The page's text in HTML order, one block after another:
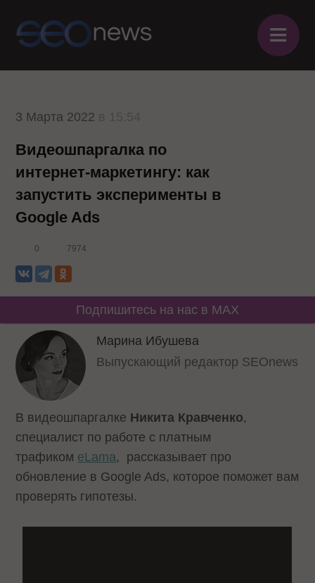
≡
3 Марта 2022
Видеошпаргалка по
интернет-маркетингу: как
запустить эксперименты в
Google Ads
0 7974
Подпишитесь на нас в MAX
Марина Ибушева
Выпускающий редактор SEOnews
В видеошпаргалке Никита Кравченко,
специалист по работе с платным
трафиком eLama, рассказывает про
обновление в Google Ads, которое поможет вам
проверять гипотезы.